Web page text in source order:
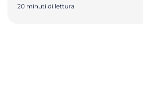
20 minuti di lettura